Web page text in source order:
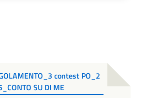
contest PO_2
SU DI ME